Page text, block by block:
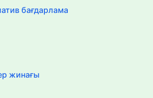
бағдарлама
жинағы